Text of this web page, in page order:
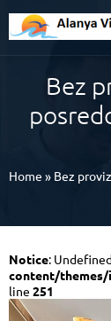
Bez
Home » Bez
Notice:
content/
line 251